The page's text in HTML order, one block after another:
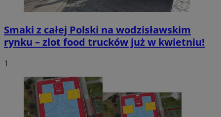
Smaki z całej Polski na wodzisławskim
rynku – zlot food trucków już w kwietniu!
1